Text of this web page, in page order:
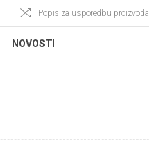
Popis za usporedbu proizvoda
NOVOSTI